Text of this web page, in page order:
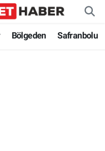
Bölgeden Safranbolu